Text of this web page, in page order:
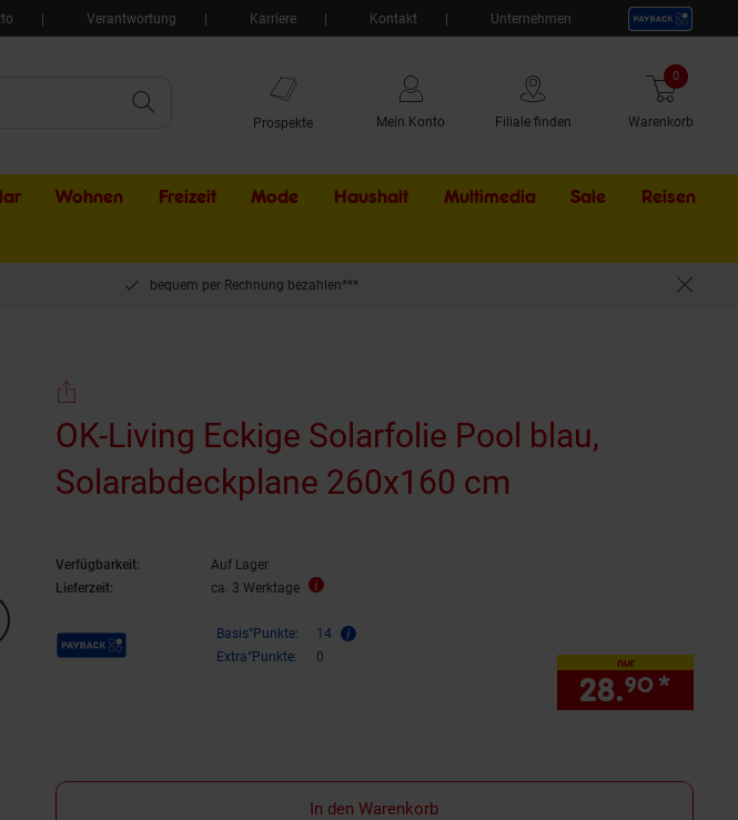
Verantwortung Karriere Kontakt Unternehmen
Prospekte Mein Konto Filiale finden Warenkorb
0 Artikel
Wohnen Freizeit Mode Haushalt Multimedia Sale Externer
Reisen
bequem per Rechnung bezahlen***
OK-Living Eckige Solarfolie Pool blau,
Solarabdeckplane 260x160 cm
Verfügbarkeit:
Auf Lager
Lieferzeit:
ca. 3 Werktage
Payback Punkte Basis°Punkte:
14
Extra°Punkte:
0 nur
28.90 *
In den Warenkorb